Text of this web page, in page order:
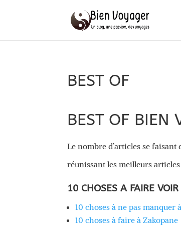
BEST OF
BEST OF BIEN
Le nombre d’articles se
réunissant les meilleurs
10 CHOSES A FAIRE VOIR
10 choses à ne pas manquer
10 choses à faire à Zakopane